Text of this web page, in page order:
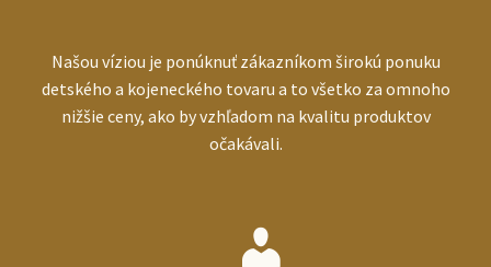
Našou víziou je ponúknuť zákazníkom širokú ponuku
detského a kojeneckého tovaru a to všetko za omnoho
nižšie ceny, ako by vzhľadom na kvalitu produktov
očakávali.